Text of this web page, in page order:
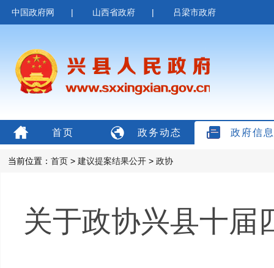
中国政府网 | 山西省政府 | 吕梁市政府
首页 政务动态 政府信
当前位置： 首页 > 建议提案结果公开 > 政协
关于政协兴县十届